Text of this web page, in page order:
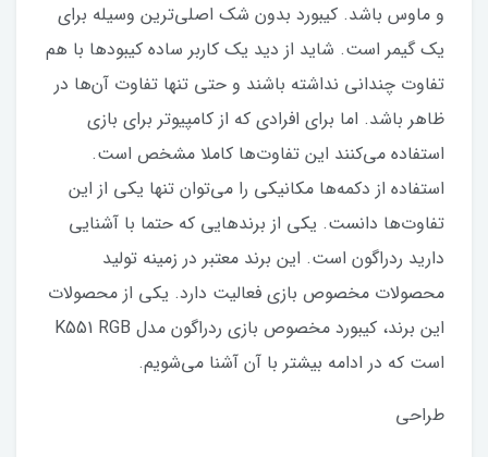
و ماوس باشد. کیبورد بدون شک اصلی‌ترین وسیله برای
یک گیمر است. شاید از دید یک کاربر ساده کیبودها با هم
تفاوت چندانی نداشته باشند و حتی تنها تفاوت آن‌ها در
ظاهر باشد. اما برای افرادی که از کامپیوتر برای بازی
استفاده می‌کنند این تفاوت‌ها کاملا مشخص است.
استفاده از دکمه‌ها مکانیکی را می‌توان تنها یکی از این
تفاوت‌ها دانست. یکی از برندهایی که حتما با آشنایی
دارید ردراگون است. این برند معتبر در زمینه تولید
محصولات مخصوص بازی فعالیت دارد. یکی از محصولات
این برند، کیبورد مخصوص بازی ردراگون مدل K551 RGB
است که در ادامه بیشتر با آن آشنا می‌شویم.
طراحی